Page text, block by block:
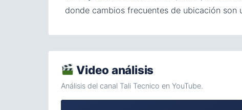
donde cambios frecuentes de ubicación son
Video análisis
Análisis del canal Tali Tecnico en YouTube.